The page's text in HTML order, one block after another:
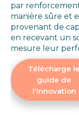
par
manière sûre et
provenant de
en recevant un
mesure leur
Télécharge le
guide de
l'innovation